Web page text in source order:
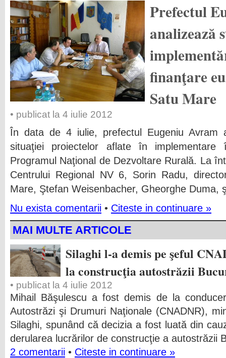
Prefectul
analizează
finanţare
Satu Mare
• publicat la 4 iulie 2012
În data de 4 iulie, prefectul Eugeniu Avram
situaţiei proiectelor aflate în
Programul Naţional de Dezvoltare Rurală. La
Centrului Regional NV 6, Sorin Radu,
Mare, Ştefan Weisenbacher, Gheorghe Duma,
Nu exista comentarii • Citeste in continuare »
MAI MULTE ARTICOLE
Silaghi l-a demis pe şeful
la construcţia autostrăzii
• publicat la 4 iulie 2012
Mihail Băşulescu a fost demis de la
Autostrăzi şi Drumuri Naţionale (CNADNR),
Silaghi, spunând că decizia a fost luată din
derularea lucrărilor de construcţie a autostrăzii
2 comentarii • Citeste in continuare »